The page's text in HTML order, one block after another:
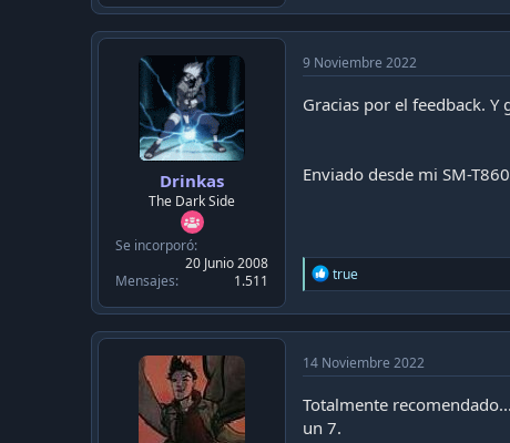
i
o
s
Drinkas
The Dark Side
Se incorporó
20 Junio 2008
Mensajes
1.511
9 Noviembre 2022
Gracias por el feedback. Y
Enviado desde mi SM-
R
e
i
o
n
s
:
true
14 Noviembre 2022
Totalmente
un 7.